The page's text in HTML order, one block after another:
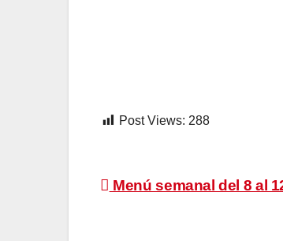
Post Views: 288
Navegación
Menú semanal del 8 al